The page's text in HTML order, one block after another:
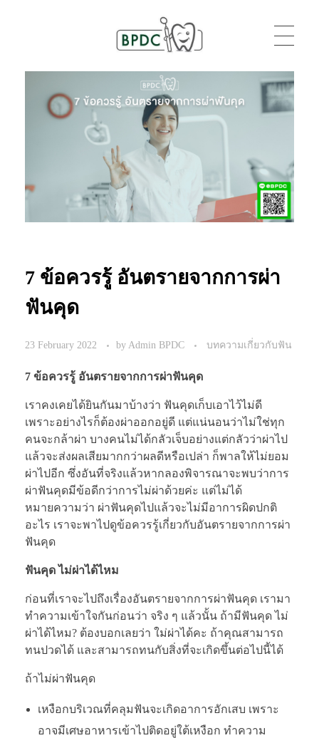
BPDC
7 ข้อควรรู้ อันตรายจากการผ่า
ฟันคุด
23 February 2022 byAdmin BPDC บทความเกี่ยวกับฟัน
7 ข้อควรรู้ อันตรายจากการผ่าฟันคุด
เราคงเคยได้ยินกันมาบ้างว่า ฟันคุดเก็บเอาไว้ไม่ดี
เพราะอย่างไรก็ต้องผ่าออกอยู่ดี แต่แน่นอนว่าไม่ใช่ทุก
คนจะกล้าผ่า บางคนไม่ได้กลัวเจ็บอย่างแต่กลัวว่าผ่าไป
แล้วจะส่งผลเสียมากกว่าผลดีหรือเปล่า ก็พาลให้ไม่ยอม
ผ่าไปอีก ซึ่งอันที่จริงแล้วหากลองพิจารณาจะพบว่าการ
ผ่าฟันคุดมีข้อดีกว่าการไม่ผ่าด้วยค่ะ แต่ไม่ได้
หมายความว่า ผ่าฟันคุดไปแล้วจะไม่มีอาการผิดปกติ
อะไร เราจะพาไปดูข้อควรรู้เกี่ยวกับอันตรายจากการผ่า
ฟันคุด
ฟันคุด ไม่ผ่าได้ไหม
ก่อนที่เราจะไปถึงเรื่องอันตรายจากการผ่าฟันคุด เรามา
ทำความเข้าใจกันก่อนว่า จริง ๆ แล้วนั้น ถ้ามีฟันคุด ไม่
ผ่าได้ไหม? ต้องบอกเลยว่า ใม่ผ่าได้คะ ถ้าคุณสามารถ
ทนปวดได้ และสามารถทนกับสิ่งที่จะเกิดขึ้นต่อไปนี้ได้
ถ้าไม่ผ่าฟันคุด
เหงือกบริเวณที่คลุมฟันจะเกิดอาการอักเสบ เพราะ
อาจมีเศษอาหารเข้าไปติดอยู่ใต้เหงือก ทำความ